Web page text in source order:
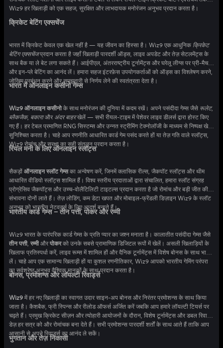
Wiz9 हर खिलाड़ी को एक सहज, सुरक्षित और लाभदायक मनोरंजन अनुभव प्रदान करता है।
क्रिकेट बेटिंग एक्सचेंज
भारत में क्रिकेट केवल एक खेल नहीं है — यह जीवन का हिस्सा है। Wiz9 एक आधुनिक क्रिकेट
बेटिंग एक्सचेंजप्रदान करता है जहाँ खिलाड़ी पारदर्शी ऑड्स, लाइव अपडेट और तेज़ सेटलमेंट्स के
साथ बैक या ले बेट लगा सकते हैं। आईपीएल, अंतरराष्ट्रीय टूर्नामेंट्स और घरेलू लीग्स पर प्री-मैच
और इन-प्ले बेटिंग का आनंद लें। हमारा सहज इंटरफ़ेस उपयोगकर्ताओं को ऑड्स का विश्लेषण करने,
जोखिम प्रबंधन करने और समझदारी से निर्णय लेने की स्वतंत्रता देता है।
भारत में ऑनलाइन कसीनो गेम्स
Wiz9 ऑनलाइन कसीनोके साथ मनोरंजन की दुनिया में कदम रखें। अपने पसंदीदा गेम्स जैसे रूलेट,
ब्लैकजैक, बकाराऔर अंदर बाहरखेलें — सभी रीयल-टाइम में पेशेवर लाइव डीलर्स द्वारा होस्ट किए
गए हैं। हर टेबल प्रमाणित RNG सिस्टम्स और उन्नत स्ट्रीमिंग टेक्नोलॉजी के माध्यम से निष्पक्ष खेल
सुनिश्चित करता है। चाहे आप रणनीति आधारित कार्ड गेम पसंद करते हों या तेज़ गति वाले स्लॉट्स,
Wiz9 रोमांच और सुरक्षा का सही संतुलन प्रदान करता है।
रियल मनी के लिए ऑनलाइन स्लॉट्स
सैकड़ों ऑनलाइन स्लॉट गेम्सका अन्वेषण करें, जिनमें क्लासिक रील्स, जैकपॉट स्लॉट्स और थीम
आधारित वीडियो स्लॉट्स शामिल हैं। विश्व स्तरीय प्रदाताओं द्वारा संचालित, हमारा स्लॉट संग्रह
प्रोग्रेसिव जैकपॉट्स और उच्च-वोलैटिलिटी टाइटल्स प्रदान करता है जो रोमांच और बड़ी जीत की
संभावना दोनों लाते हैं। तेज़ लोडिंग, कम डेटा खपत और मोबाइल-फ्रेंडली डिज़ाइन Wiz9 के स्लॉट
अनुभव को भारतीय नेटवर्क्स के लिए आदर्श बनाते हैं।
भारतीय कार्ड गेम्स – तीन पत्ती, पोकर और रम्मी
Wiz9 भारत के पारंपरिक कार्ड गेम्स के प्रति प्यार का जश्न मनाता है। कालातीत पसंदीदा गेम्स जैसे
तीन पत्ती, रम्मीऔरपोकरको उनके सबसे प्रामाणिक डिजिटल रूपों में खेलें। असली खिलाड़ियों के
खिलाफ प्रतिस्पर्धा करें, लाइव रूम्स में शामिल हों और दैनिक टूर्नामेंट्स में विशेष बोनस के साथ भाग
लें। चाहे आप एक सामान्य खिलाड़ी हों या कुशल रणनीतिकार, Wiz9 आपको भारतीय गेमिंग परंपरा
का सर्वश्रेष्ठ अनुभव वैश्विक मानकों के साथ प्रदान करता है।
बोनस, प्रमोशन्स और लॉयल्टी रिवार्ड्स
Wiz9 में हर नए खिलाड़ी का स्वागत उदार साइन-अप बोनस और निरंतर प्रमोशन्स के साथ किया
जाता है। कैशबैक, फ्री स्पिन्स और रीलोड ऑफर्स अर्जित करें जबकि आप हमारे लॉयल्टी टियर्स पर
चढ़ते हैं। प्रमुख क्रिकेट सीज़न और त्योहारी आयोजनों के दौरान, विशेष टूर्नामेंट्स और डबल रिवार्ड
डेज़ हर सत्र को और रोमांचक बना देते हैं। सभी प्रमोशन्स पारदर्शी शर्तों के साथ आते हैं ताकि आप
आसानी से अपने रिवार्ड्स का आनंद ले सकें।
भुगतान और तेज़ निकासी